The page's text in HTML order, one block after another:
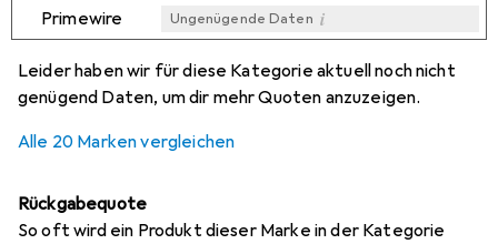
Primewire Ungenügende Daten i
Leider haben wir für diese Kategorie aktuell noch nicht
genügend Daten, um dir mehr Quoten anzuzeigen.
Alle 20 Marken vergleichen
Rückgabequote
So oft wird ein Produkt dieser Marke in der Kategorie